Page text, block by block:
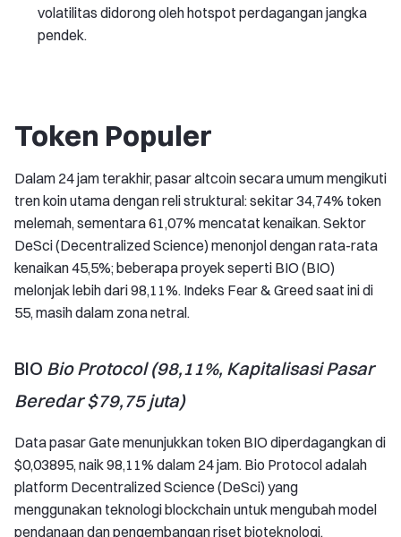
volatilitas didorong oleh hotspot perdagangan jangka
pendek.
Token Populer
Dalam 24 jam terakhir, pasar altcoin secara umum mengikuti
tren koin utama dengan reli struktural: sekitar 34,74% token
melemah, sementara 61,07% mencatat kenaikan. Sektor
DeSci (Decentralized Science) menonjol dengan rata-rata
kenaikan 45,5%; beberapa proyek seperti BIO (BIO)
melonjak lebih dari 98,11%. Indeks Fear & Greed saat ini di
55, masih dalam zona netral.
BIO Bio Protocol (98,11%, Kapitalisasi Pasar
Beredar $79,75 juta)
Data pasar Gate menunjukkan token BIO diperdagangkan di
$0,03895, naik 98,11% dalam 24 jam. Bio Protocol adalah
platform Decentralized Science (DeSci) yang
menggunakan teknologi blockchain untuk mengubah model
pendanaan dan pengembangan riset bioteknologi.